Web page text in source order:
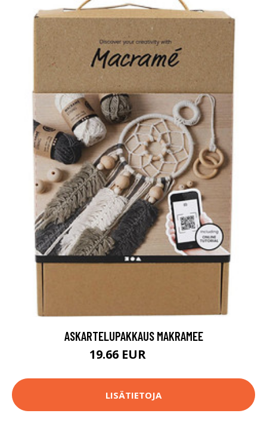
ASKARTELUPAKKAUS MAKRAMEE
19.66 EUR
LISÄTIETOJA